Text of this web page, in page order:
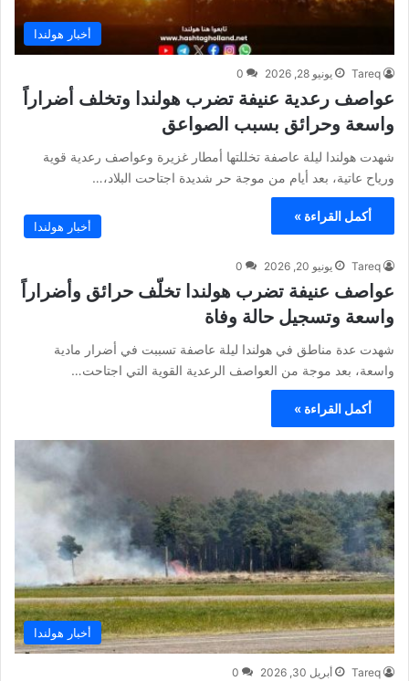
أخبار هولندا
Tareq يونيو 28, 2026 0
عواصف رعدية عنيفة تضرب هولندا وتخلف أضراراً
واسعة وحرائق بسبب الصواعق
شهدت هولندا ليلة عاصفة تخللتها أمطار غزيرة وعواصف رعدية قوية
ورياح عاتية، بعد أيام من موجة حر شديدة اجتاحت البلاد،…
أكمل القراءة »
أخبار هولندا
Tareq يونيو 20, 2026 0
عواصف عنيفة تضرب هولندا تخلّف حرائق وأضراراً
واسعة وتسجيل حالة وفاة
شهدت عدة مناطق في هولندا ليلة عاصفة تسببت في أضرار مادية
واسعة، بعد موجة من العواصف الرعدية القوية التي اجتاحت…
أكمل القراءة »
أخبار هولندا
Tareq أبريل 30, 2026 0